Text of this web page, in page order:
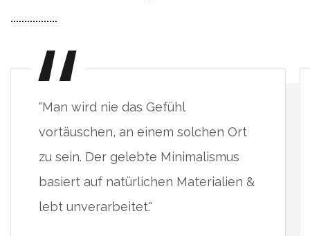
"Man wird nie das Gefühl
vortäuschen, an einem solchen Ort
zu sein. Der gelebte Minimalismus
basiert auf natürlichen Materialien &
lebt unverarbeitet."